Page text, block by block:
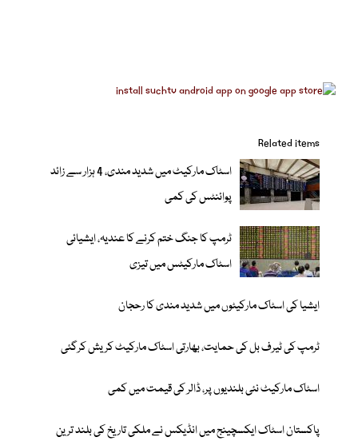
Related items
اسٹاک مارکیٹ میں شدید مندی، 4 ہزار سے زائد
پوائنٹس کی کمی
ٹرمپ کا جنگ ختم کرنے کا عندیہ، ایشیائی
اسٹاک مارکیٹس میں تیزی
ایشیا کی اسٹاک مارکیٹوں میں شدید مندی کا رحجان
ٹرمپ کی ٹیرف بل کی حمایت، بھارتی اسٹاک مارکیٹ کریش کرگئی
اسٹاک مارکیٹ نئی بلندیوں پر، ڈالر کی قیمت میں کمی
پاکستان اسٹاک ایکسچینج میں انڈیکس نے ملکی تاریخ کی بلند ترین